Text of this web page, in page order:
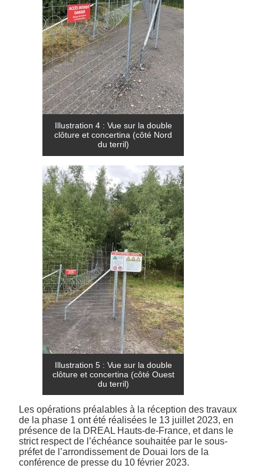
Illustration 4 : Vue sur la double
clôture et concertina (côté Nord
du terril)
Illustration 5 : Vue sur la double
clôture et concertina (côté Ouest
du terril)
Les opérations préalables à la réception des travaux
de la phase 1 ont été réalisées le 13 juillet 2023, en
présence de la DREAL Hauts-de-France, et dans le
strict respect de l’échéance souhaitée par le sous-
préfet de l’arrondissement de Douai lors de la
conférence de presse du 10 février 2023.